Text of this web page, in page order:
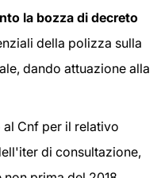
la bozza di decreto
della polizza sulla
dando attuazione alla
Cnf per il relativo
di consultazione,